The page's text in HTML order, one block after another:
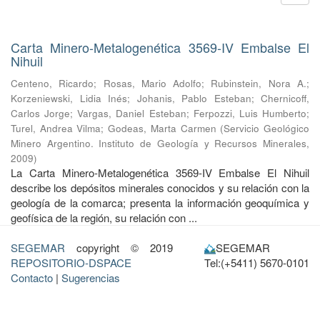
Carta Minero-Metalogenética 3569-IV Embalse El
Nihuil
Centeno, Ricardo; Rosas, Mario Adolfo; Rubinstein, Nora A.;
Korzeniewski, Lidia Inés; Johanis, Pablo Esteban; Chernicoff,
Carlos Jorge;Vargas, Daniel Esteban; Ferpozzi, Luis Humberto;
Turel, Andrea Vilma;Godeas, Marta Carmen (Servicio Geológico
Minero Argentino. Instituto de Geología y Recursos Minerales,
2009)
La Carta Minero-Metalogenética 3569-IV Embalse El Nihuil
describe los depósitos minerales conocidos y su relación con la
geología de la comarca; presenta la información geoquímica y
geofísica de la región, su relación con ...
SEGEMAR copyright © 2019
REPOSITORIO-DSPACE
Contacto | Sugerencias
SEGEMAR
Tel:(+5411) 5670-0101